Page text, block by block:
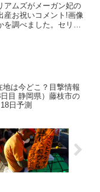
アムズがメーガン妃の
産お祝いコメント!画像
調べました。セリー
地は今どこ？目撃情報
目 静岡県）藤枝市の
日予測